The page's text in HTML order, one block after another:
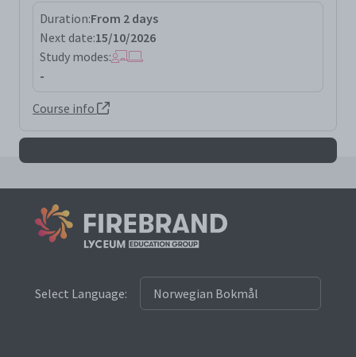
Duration:From 2 days
Next date:15/10/2026
Study modes:
-
Course info
Select Language: